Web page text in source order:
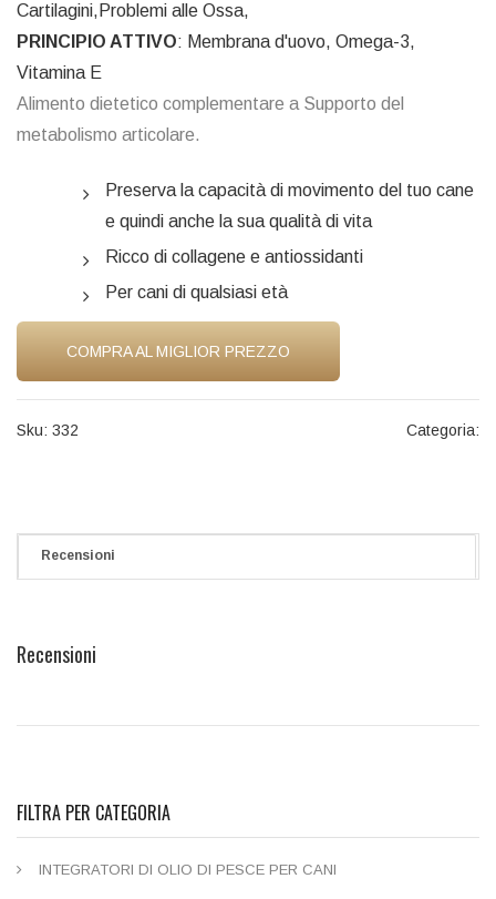
Cartilagini,Problemi alle Ossa,
PRINCIPIO ATTIVO: Membrana d'uovo, Omega-3,
Vitamina E
Alimento dietetico complementare a Supporto del
metabolismo articolare.
Preserva la capacità di movimento del tuo cane
e quindi anche la sua qualità di vita
Ricco di collagene e antiossidanti
Per cani di qualsiasi età
COMPRA AL MIGLIOR PREZZO
Sku: 332 Categoria:
Recensioni
Recensioni
FILTRA PER CATEGORIA
INTEGRATORI DI OLIO DI PESCE PER CANI